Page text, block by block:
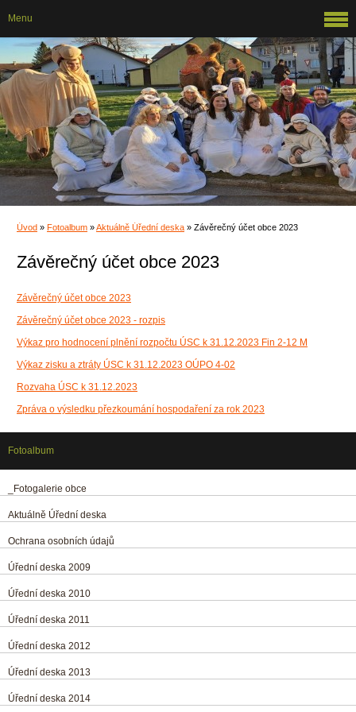
Úvod » Fotoalbum »Aktuálně Úřední deska » Závěrečný účet obce 2023
Závěrečný účet obce 2023
Závěrečný účet obce 2023
Závěrečný účet obce 2023 - rozpis
Výkaz pro hodnocení plnění rozpočtu ÚSC k 31.12.2023 Fin 2-12 M
Výkaz zisku a ztráty ÚSC k 31.12.2023 OÚPO 4-02
Rozvaha ÚSC k 31.12.2023
Zpráva o výsledku přezkoumání hospodaření za rok 2023
Menu
Fotoalbum
_Fotogalerie obce
Aktuálně Úřední deska
Ochrana osobních údajů
Úřední deska 2009
Úřední deska 2010
Úřední deska 2011
Úřední deska 2012
Úřední deska 2013
Úřední deska 2014